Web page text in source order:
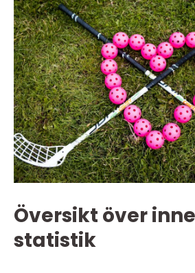
Översikt över
statistik